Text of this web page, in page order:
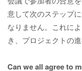
意して次のステップ
なりません。これに
き、プロジェクトの
Can we all agree to